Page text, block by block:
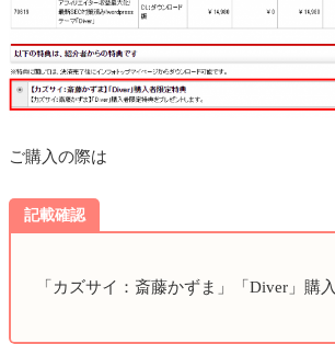
ご購入の際は
記載確認
「カズサイ：斎藤かずま」「Diver」購